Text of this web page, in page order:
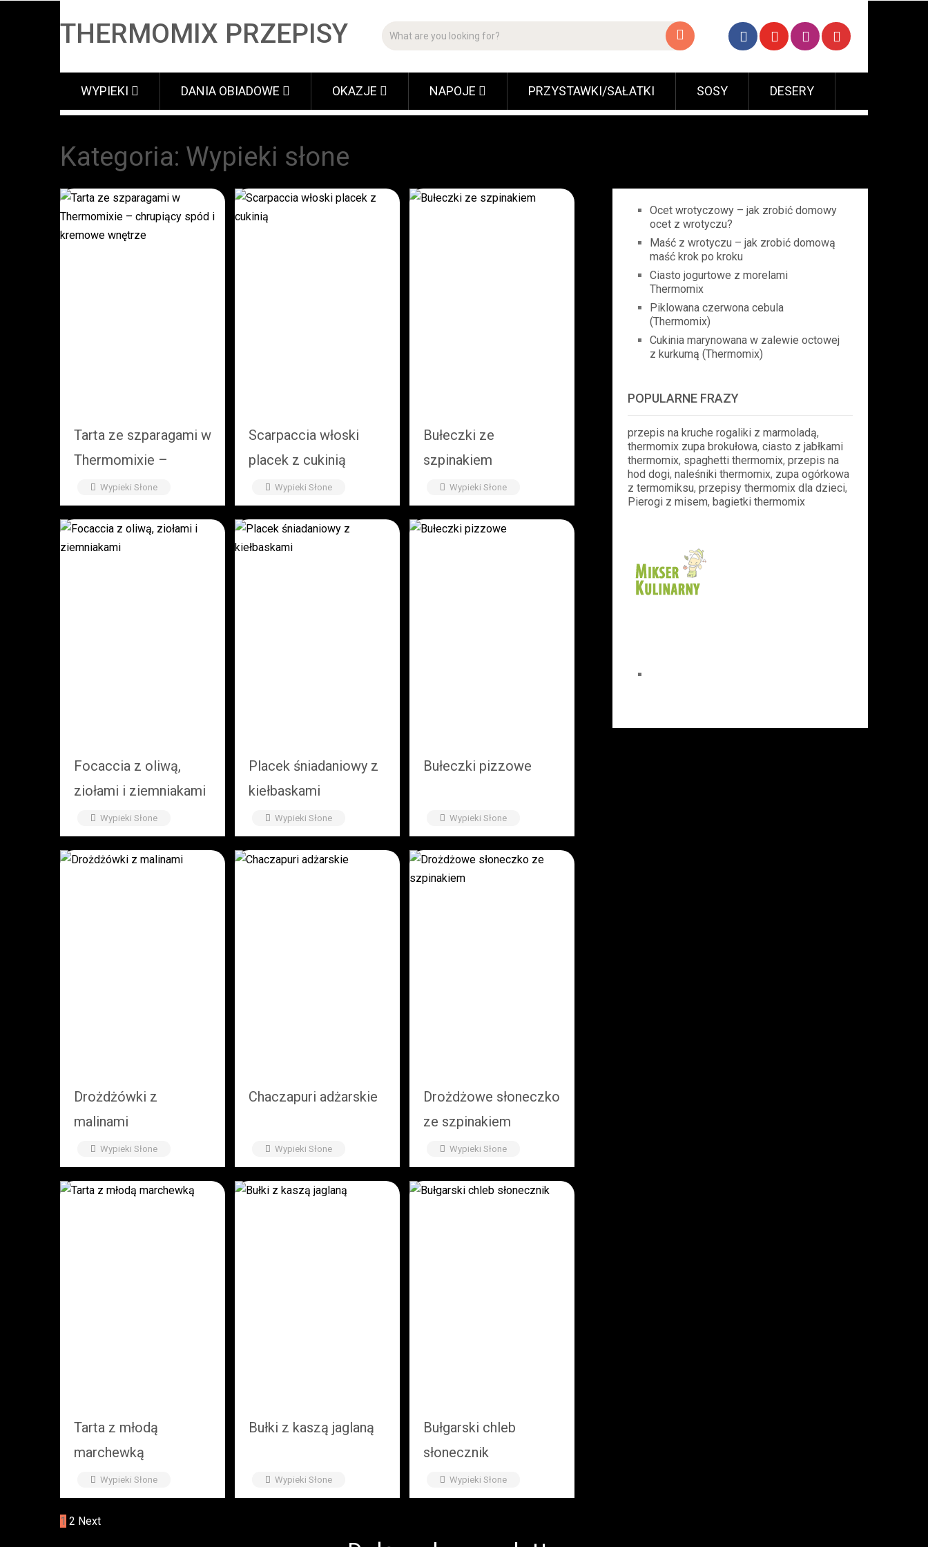
THERMOMIX PRZEPISY
WYPIEKI DANIA OBIADOWE OKAZJE NAPOJE PRZYSTAWKI/SAŁATKI SOSY DESERY
Kategoria: Wypieki słone
Tarta ze szparagami w
Thermomixie –
chrupiący spód i
kremowe wnętrze
Wypieki Słone
Scarpaccia włoski
placek z cukinią
Wypieki Słone
Bułeczki ze
szpinakiem
Wypieki Słone
Focaccia z oliwą,
ziołami i ziemniakami
Wypieki Słone
Placek śniadaniowy z
kiełbaskami
Wypieki Słone
Bułeczki pizzowe
Wypieki Słone
Drożdżówki z
malinami
Wypieki Słone
Chaczapuri adżarskie
Wypieki Słone
Drożdżowe słoneczko
ze szpinakiem
Wypieki Słone
Tarta z młodą
marchewką
Wypieki Słone
Bułki z kaszą jaglaną
Wypieki Słone
Bułgarski chleb
słonecznik
Wypieki Słone
1 2 Next
Ocet wrotyczowy – jak zrobić domowy
ocet z wrotyczu?
Maść z wrotyczu – jak zrobić domową
maść krok po kroku
Ciasto jogurtowe z morelami
Thermomix
Piklowana czerwona cebula
(Thermomix)
Cukinia marynowana w zalewie octowej
z kurkumą (Thermomix)
POPULARNE FRAZY
przepis na kruche rogaliki z marmoladą,
thermomix zupa brokułowa, ciasto z jabłkami
thermomix, spaghetti thermomix, przepis na
hod dogi, naleśniki thermomix, zupa ogórkowa
z termomiksu, przepisy thermomix dla dzieci,
Pierogi z misem, bagietki thermomix